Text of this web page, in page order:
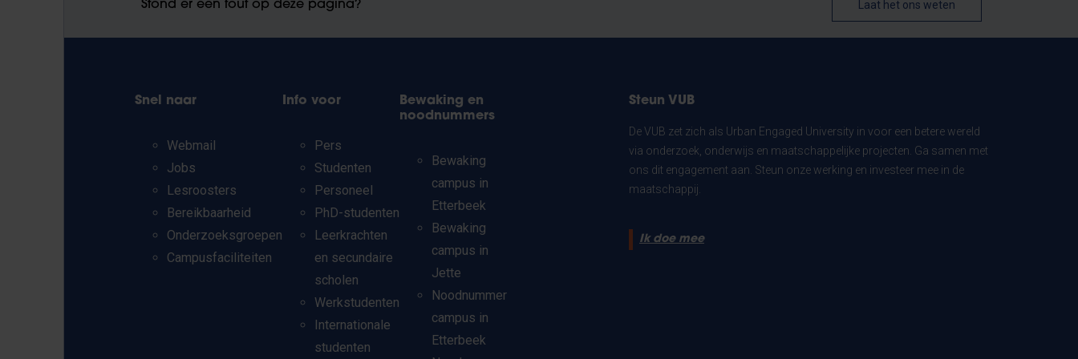
Stond er een fout op deze pagina? Laat het ons weten
Snel naar
Webmail
Jobs
Lesroosters
Bereikbaarheid
Onderzoeksgroepen
Campusfaciliteiten
Info voor
Pers
Studenten
Personeel
PhD-studenten
Leerkrachten
en secundaire
scholen
Werkstudenten
Internationale
studenten
Bewaking en
noodnummers
Bewaking
campus in
Etterbeek
Bewaking
campus in
Jette
Noodnummer
campus in
Etterbeek
Steun VUB
De VUB zet zich als Urban Engaged University in voor een betere wereld
via onderzoek, onderwijs en maatschappelijke projecten. Ga samen met
ons dit engagement aan. Steun onze werking en investeer mee in de
maatschappij.
Ik doe mee